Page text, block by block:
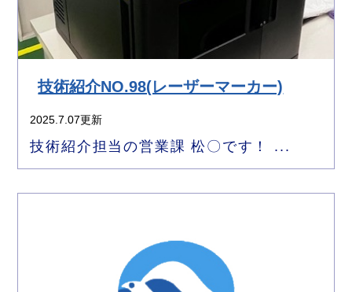
技術紹介NO.98(レーザーマーカー)
2025.7.07更新
技術紹介担当の営業課 松〇です！ ...